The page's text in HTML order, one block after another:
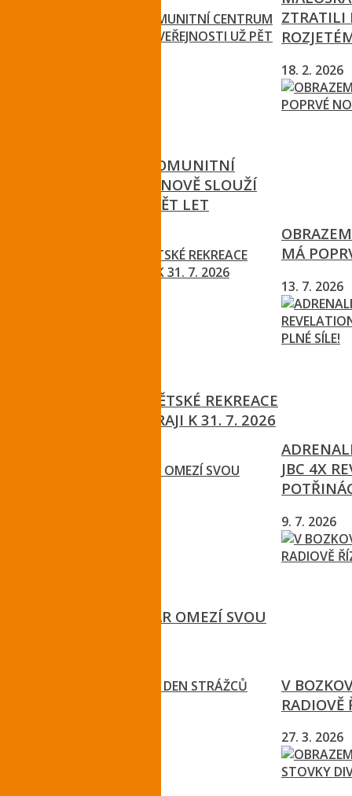
POLYFUNKČNÍ KOMUNITNÍ
CENTRUM V TURNOVĚ SLOUŽÍ
VEŘEJNOSTI UŽ PĚT LET
PRŮBĚH LETNÍ DĚTSKÉ REKREACE
V LIBERECKÉM KRAJI K 31. 7. 2026
CENTRUM KAŠPAR OMEZÍ SVOU
ZTRATILI
18. 2. 2026
MÁ
13. 7. 2026
JBC 4X
9. 7. 2026
V
RADIOVĚ
27. 3. 2026